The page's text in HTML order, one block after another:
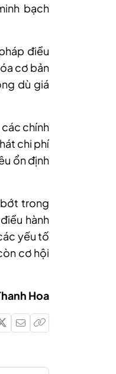
bạch
điều
cơ bản
dù giá
chính
chi phí
ổn định
trong
hành
yếu tố
cơ hội
Hoa